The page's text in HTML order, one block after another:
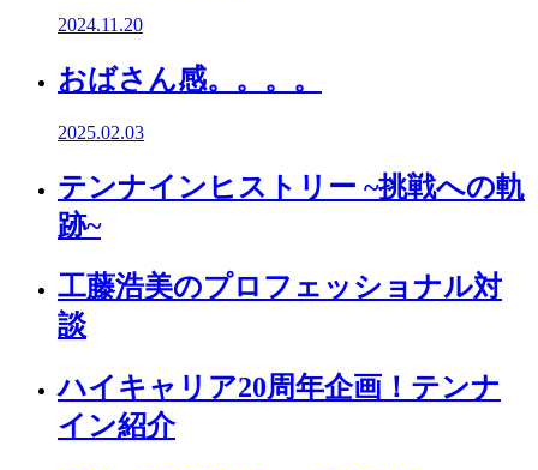
2024.11.20
おばさん感。。。。
2025.02.03
テンナインヒストリー ~挑戦への軌
跡~
工藤浩美のプロフェッショナル対
談
ハイキャリア20周年企画！テンナ
イン紹介